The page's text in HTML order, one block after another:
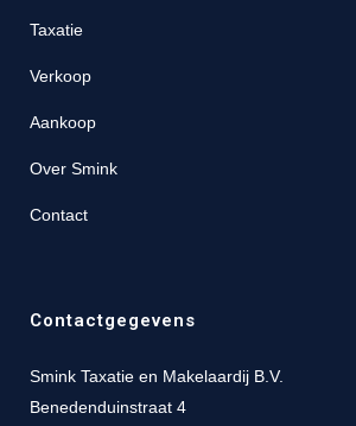
Taxatie
Verkoop
Aankoop
Over Smink
Contact
Contactgegevens
Smink Taxatie en Makelaardij B.V.
Benedenduinstraat 4